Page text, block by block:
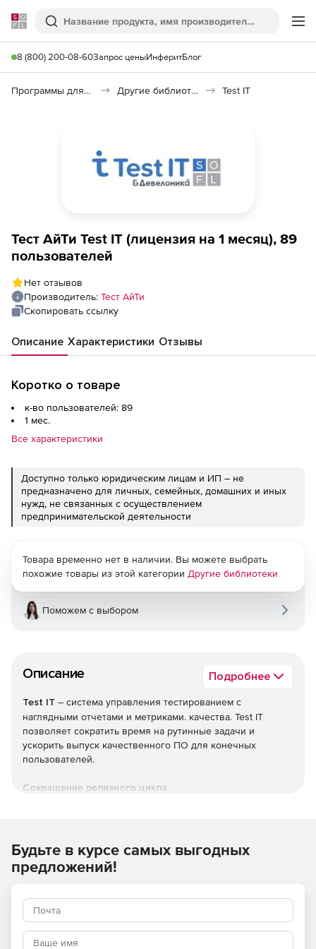
Softline
Поиск
8 (800) 200-08-60Запрос ценыИнферитБлог
Программы для программирования Другие библиотеки Test IT
Тест АйТи Test IT (лицензия на 1 месяц), 89
пользователей
Нет отзывов
Производитель: Тест АйТи
Скопировать ссылку
Описание Характеристики Отзывы
Коротко о товаре
к-во пользователей: 89
1 мес.
Все характеристики
Доступно только юридическим лицам и ИП – не
предназначено для личных, семейных, домашних и иных
нужд, не связанных с осуществлением
предпринимательской деятельности
Описание Подробнее
Test IT – система управления тестированием с
наглядными отчетами и метриками. качества. Test IT
позволяет сократить время на рутинные задачи и
ускорить выпуск качественного ПО для конечных
пользователей.
Сокращение релизного цикла
Упрощение создания тест-кейсов с помощью общих
шагов и типовых стратегий.
Хранение истории изменений всех тестовых
артефактов.
Товара временно нет в наличии. Вы можете выбрать
похожие товары из этой категории Другие библиотеки
Поможем с выбором
Будьте в курсе самых выгодных
предложений!